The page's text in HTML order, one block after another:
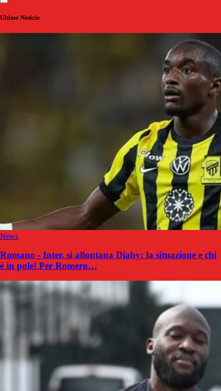
Ultime Notizie
News
Romano - Inter, si allontana Diaby: la situazione e chi
è in pole! Per Romero…